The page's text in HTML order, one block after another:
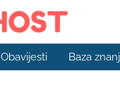
Obavijesti Baza